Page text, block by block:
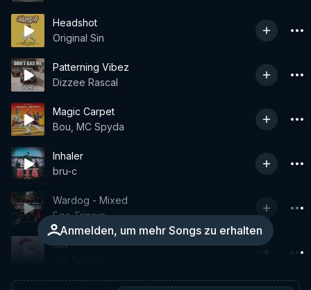
Headshot
Original Sin
Patterning Vibez
Dizzee Rascal
Magic Carpet
Bou, MC Spyda
Inhaler
bru-c
Anmelden, um mehr Songs zu erhalten
Wardog - Mixed
Ego Trippin
Dirt